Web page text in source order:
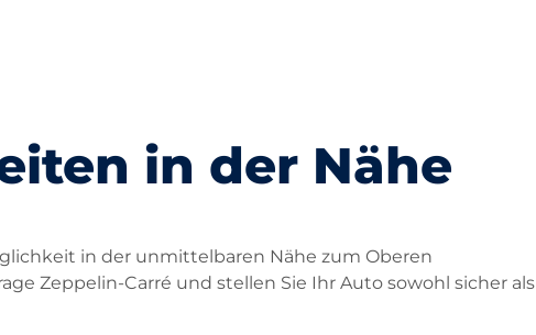
in der Nähe
in der unmittelbaren Nähe zum Oberen
Zeppelin-Carré und stellen Sie Ihr Auto sowohl sicher als